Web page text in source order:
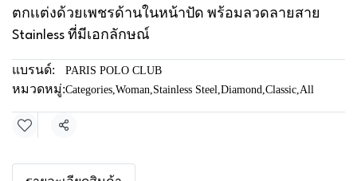
ตกเเต่งด้วยเพชรด้านในหน้าปัด พร้อมลวดลายสาย
Stainless ที่มีเอกลักษณ์
แบรนด์: PARIS POLO CLUB
หมวดหมู่:Categories,Woman,Stainless Steel,Diamond,Classic,All
แชร์